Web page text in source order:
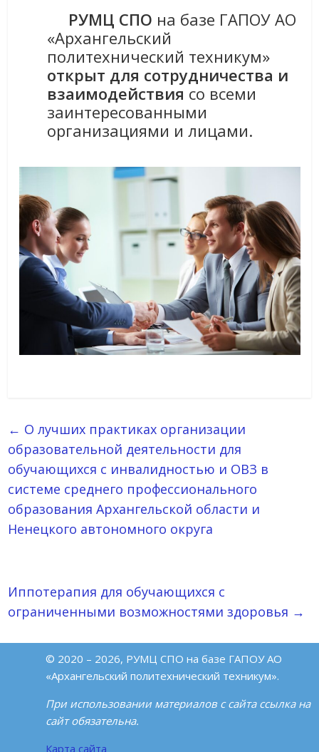
РУМЦ СПО на базе ГАПОУ АО
«Архангельский
политехнический техникум»
открыт для сотрудничества и
взаимодействия со всеми
заинтересованными
организациями и лицами.
← О лучших практиках организации
образовательной деятельности для
обучающихся с инвалидностью и ОВЗ в
системе среднего профессионального
образования Архангельской области и
Ненецкого автономного округа
Иппотерапия для обучающихся с
ограниченными возможностями здоровья →
© 2020 – 2026, РУМЦ СПО на базе ГАПОУ АО
«Архангельский политехнический техникум».
При использовании материалов с сайта ссылка на
сайт обязательна.
Карта сайта